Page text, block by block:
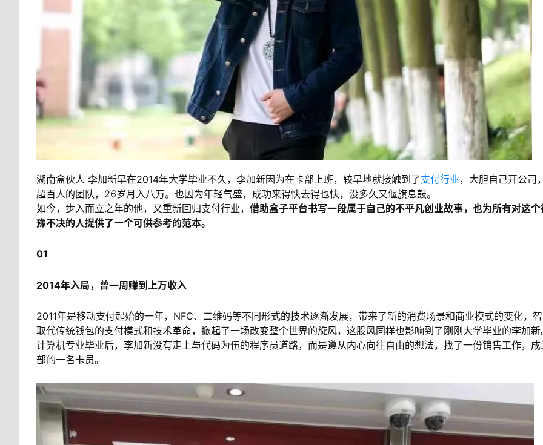
湖南盒伙人 李加新早在2014年大学毕业不久，李加新因为在卡部上班，较早地就接触到了支付行业，大胆自己开公司
超百人的团队，26岁月入八万。也因为年轻气盛，成功来得快去得也快，没多久又偃旗息鼓。
如今，步入而立之年的他，又重新回归支付行业， 借助盒子平台书写一段属于自己的不平凡创业故事，也为所有对这
豫不决的人提供了一个可供参考的范本。
01
2014年入局，曾一周赚到上万收入
2011年是移动支付起始的一年，NFC、二维码等不同形式的技术逐渐发展，带来了新的消费场景和商业模式的变化，
取代传统钱包的支付模式和技术革命，掀起了一场改变整个世界的旋风，这股风同样也影响到了刚刚大学毕业的李加新
计算机专业毕业后，李加新没有走上与代码为伍的程序员道路，而是遵从内心向往自由的想法，找了一份销售工作，
部的一名卡员。